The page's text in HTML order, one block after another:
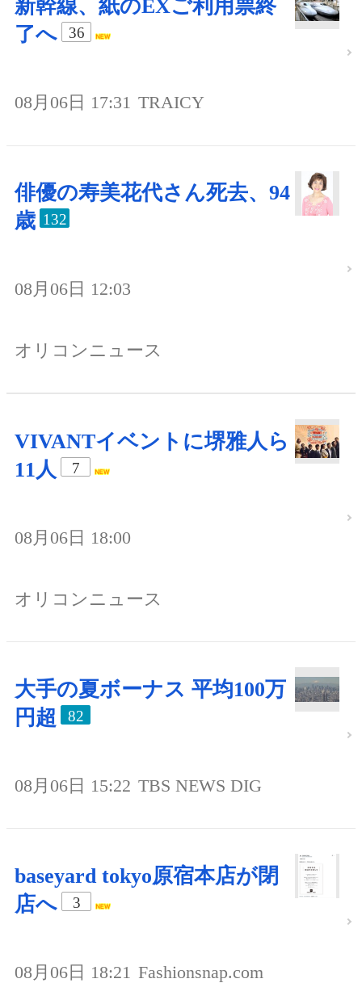
新幹線、紙のEXご利用票終
了へ
36
08月06日 17:31 TRAICY
俳優の寿美花代さん死去、94
歳 132
08月06日 12:03
オリコンニュース
VIVANTイベントに堺雅人ら
11人
7
08月06日 18:00
オリコンニュース
大手の夏ボーナス 平均100万
円超
82
08月06日 15:22 TBS NEWS DIG
baseyard tokyo原宿本店が閉
店へ
3
08月06日 18:21 Fashionsnap.com